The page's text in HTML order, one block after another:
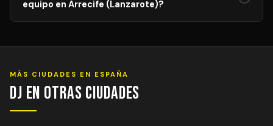
la reunión previa para garantizar la coherencia musical y
evitar interrupciones durante la sesión.
equipo en Arrecife (Lanzarote)?
necesitarse 2–3 horas. Montaje y desmontaje siempre
incluidos en el precio.
MÁS CIUDADES EN ESPAÑA
DJ en Otras Ciudades